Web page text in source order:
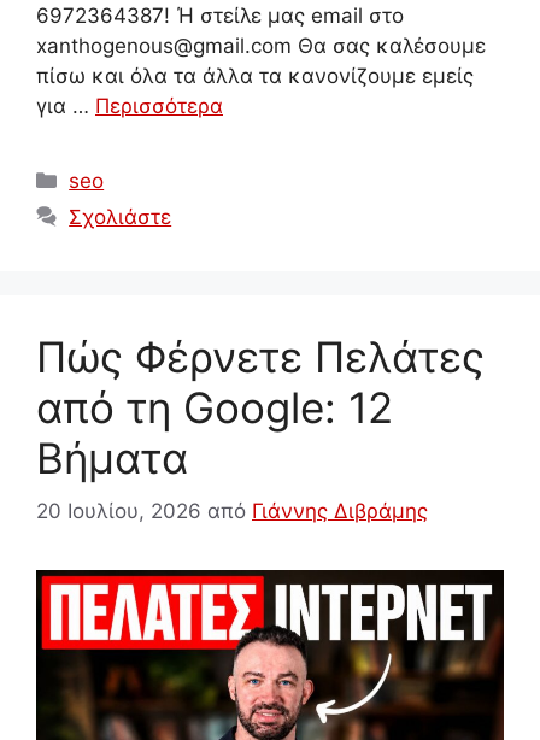
6972364387! Ή στείλε μας email στο
xanthogenous@gmail.com Θα σας καλέσουμε
πίσω και όλα τα άλλα τα κανονίζουμε εμείς
για … Περισσότερα
Κατηγορίες
seo
Σχολιάστε
Πώς Φέρνετε Πελάτες
από τη Google: 12
Βήματα
20 Ιουλίου, 2026 από Γιάννης Διβράμης